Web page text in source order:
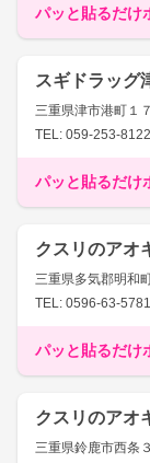
パッと貼るだけ
スギドラッグ
三重県津市港町１
TEL: 059-253-8122
パッと貼るだけ
クスリのアオ
三重県多気郡明和
TEL: 0596-63-5781
パッと貼るだけ
クスリのアオ
三重県鈴鹿市西条